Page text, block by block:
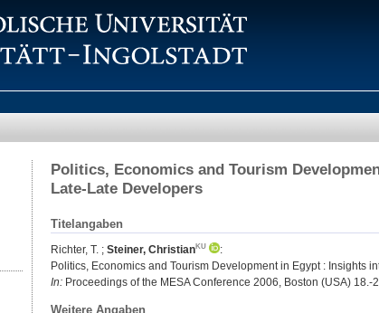
Politics, Economics and Tourism
Late-Late Developers
Titelangaben
Richter, T. ; Steiner, Christian
:
Politics, Economics and Tourism Development in Egypt : Insights
In: Proceedings of the MESA Conference 2006, Boston (USA)
Weitere Angaben